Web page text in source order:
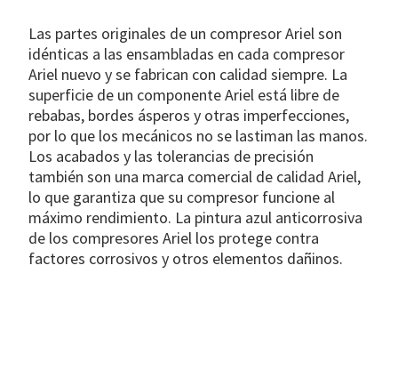
Las partes originales de un compresor Ariel son
idénticas a las ensambladas en cada compresor
Ariel nuevo y se fabrican con calidad siempre. La
superficie de un componente Ariel está libre de
rebabas, bordes ásperos y otras imperfecciones,
por lo que los mecánicos no se lastiman las manos.
Los acabados y las tolerancias de precisión
también son una marca comercial de calidad Ariel,
lo que garantiza que su compresor funcione al
máximo rendimiento. La pintura azul anticorrosiva
de los compresores Ariel los protege contra
factores corrosivos y otros elementos dañinos.